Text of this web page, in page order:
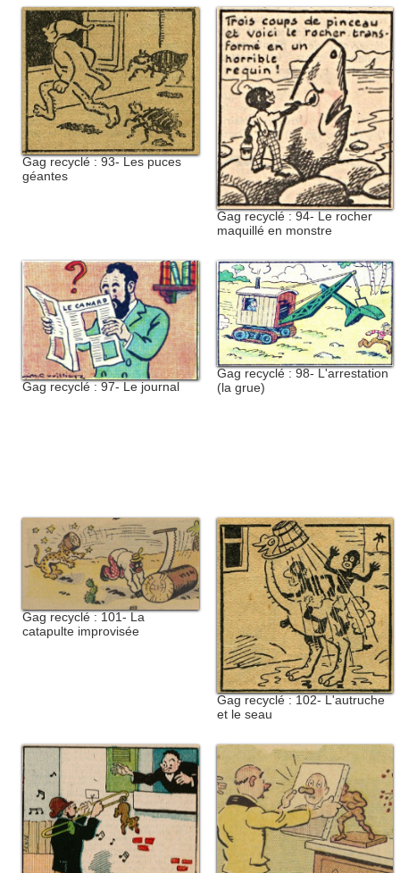
Gag recyclé : 93- Les puces
géantes
Gag recyclé : 94- Le rocher
maquillé en monstre
Gag recyclé : 97- Le journal
Gag recyclé : 98- L'arrestation
(la grue)
Gag recyclé : 101- La
catapulte improvisée
Gag recyclé : 102- L'autruche
et le seau